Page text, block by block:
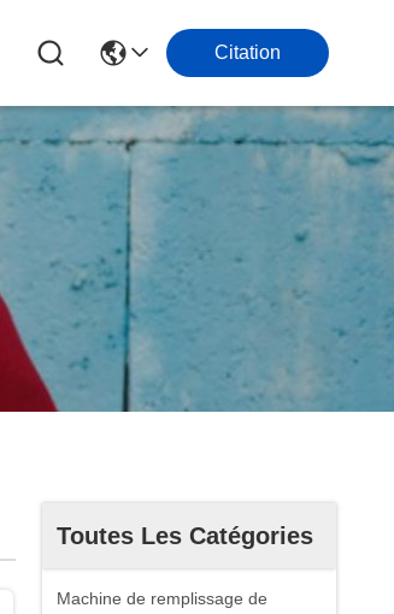
Citation
Toutes Les Catégories
Machine de remplissage de